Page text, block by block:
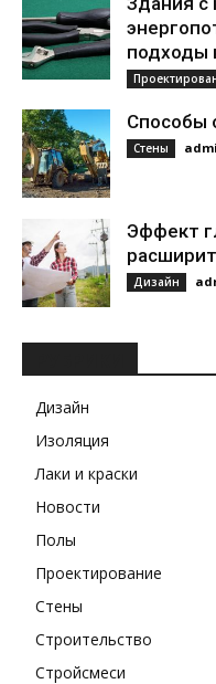
подходы
Способы
Стены
Эффект
Дизайн
Дизайн
Изоляция
Лаки и краски
Новости
Полы
Проектирование
Стены
Строительство
Стройсмеси